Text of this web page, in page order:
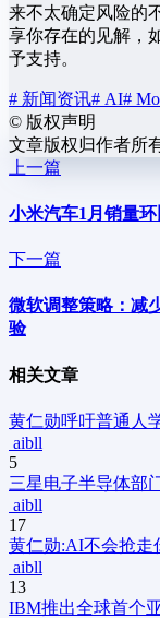
来不太确定风险的
享你存在的见解，
予支持。
# 新闻资讯# AI#
© 版权声明
文章版权归作者所
上一篇
小米汽车1月销量
下一篇
微软调整策略：减
验
相关文章
黄仁勋呼吁普通人
aibll
5
三星电子半导体部
aibll
17
黄仁勋:AI不会抢走
aibll
13
IBM推出全球首个